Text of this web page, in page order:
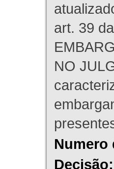
art. 39
NO
Numero
Decisão: